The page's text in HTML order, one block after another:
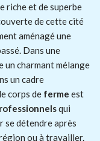
riche et de superbe
de cette cité
aménagé une
Dans une
un charmant mélange
un cadre
corps de ferme est
qui
se détendre après
ou à travailler.